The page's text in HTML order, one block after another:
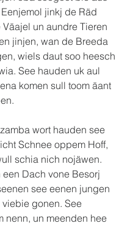
jinkj de Räd
Väajel un aundre Tieren
jinjen, wan de Breeda
wiels daut soo heesch
See hauden uk aul
komen sull toom äant
wort hauden see
Schnee oppem Hoff,
schia nich nojäwen.
Dach vone Besorj
see eenen jungen
gonen. See
nenn, un meenden hee